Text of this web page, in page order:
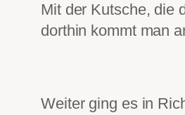
Mit der Kutsche, die
dorthin kommt man
Weiter ging es in